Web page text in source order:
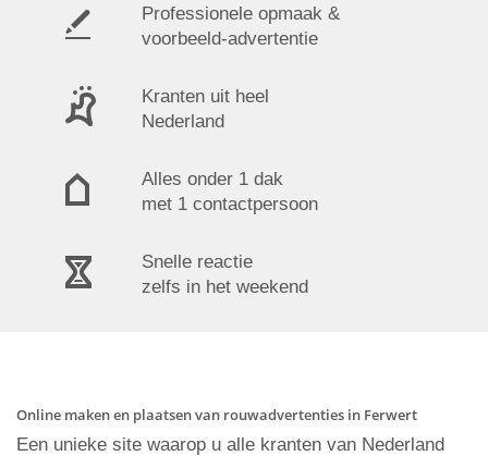
Professionele opmaak &
voorbeeld-advertentie
Kranten uit heel
Nederland
Alles onder 1 dak
met 1 contactpersoon
Snelle reactie
zelfs in het weekend
Online maken en plaatsen van rouwadvertenties in Ferwert
Een unieke site waarop u alle kranten van Nederland